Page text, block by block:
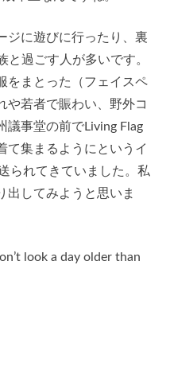
ジに遊びに行ったり、裏
と過ごす人が多いです。
をまとった（フェイスペ
や若者で賑わい、野外コ
議事堂の前でLiving Flag
て集まるようにというイ
られてきていました。私
出してみようと思いま
look a day older than